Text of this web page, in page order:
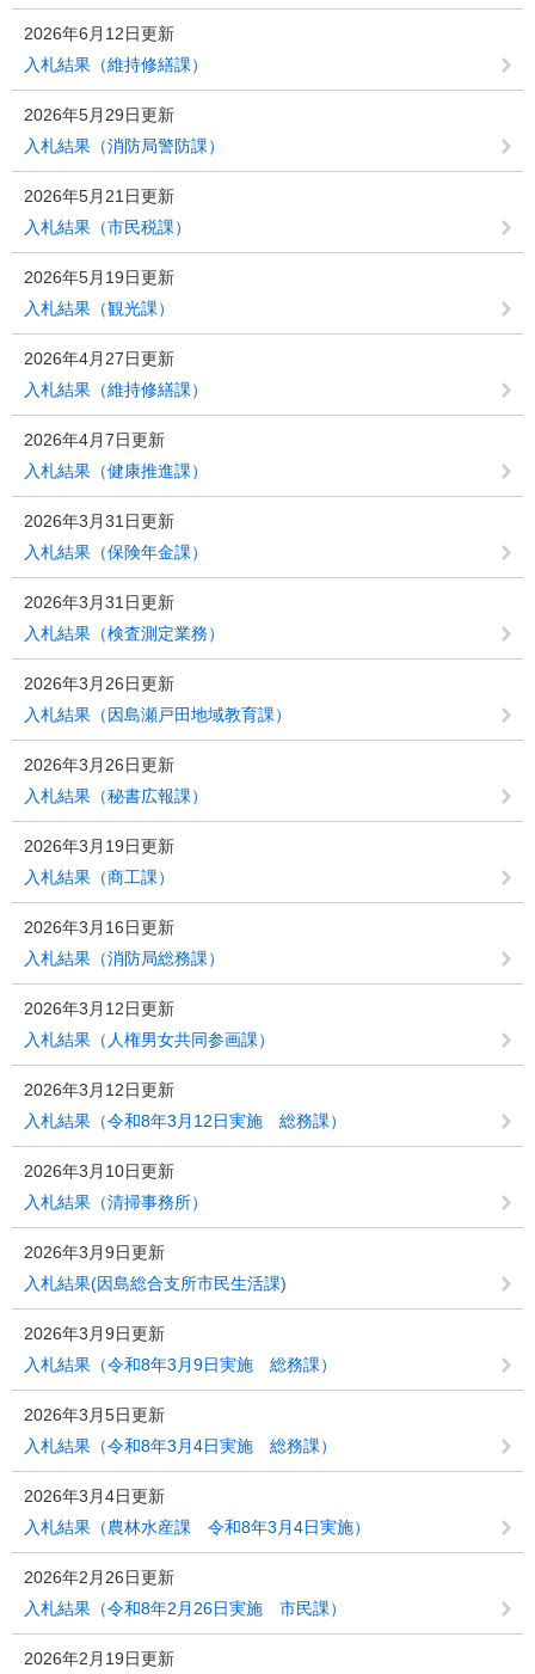
2026年6月12日更新
入札結果（維持修繕課）
2026年5月29日更新
入札結果（消防局警防課）
2026年5月21日更新
入札結果（市民税課）
2026年5月19日更新
入札結果（観光課）
2026年4月27日更新
入札結果（維持修繕課）
2026年4月7日更新
入札結果（健康推進課）
2026年3月31日更新
入札結果（保険年金課）
2026年3月31日更新
入札結果（検査測定業務）
2026年3月26日更新
入札結果（因島瀬戸田地域教育課）
2026年3月26日更新
入札結果（秘書広報課）
2026年3月19日更新
入札結果（商工課）
2026年3月16日更新
入札結果（消防局総務課）
2026年3月12日更新
入札結果（人権男女共同参画課）
2026年3月12日更新
入札結果（令和8年3月12日実施 総務課）
2026年3月10日更新
入札結果（清掃事務所）
2026年3月9日更新
入札結果(因島総合支所市民生活課)
2026年3月9日更新
入札結果（令和8年3月9日実施 総務課）
2026年3月5日更新
入札結果（令和8年3月4日実施 総務課）
2026年3月4日更新
入札結果（農林水産課 令和8年3月4日実施）
2026年2月26日更新
入札結果（令和8年2月26日実施 市民課）
2026年2月19日更新